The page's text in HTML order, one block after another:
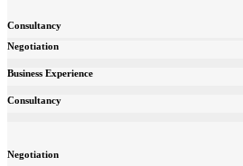
Consultancy
Negotiation
Business Experience
Consultancy
Negotiation